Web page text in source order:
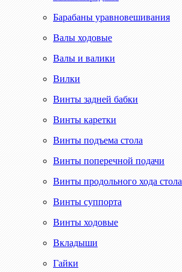
Барабаны уравновешивания
Валы ходовые
Валы и валики
Вилки
Винты задней бабки
Винты каретки
Винты подъема стола
Винты поперечной подачи
Винты продольного хода стола
Винты суппорта
Винты ходовые
Вкладыши
Гайки